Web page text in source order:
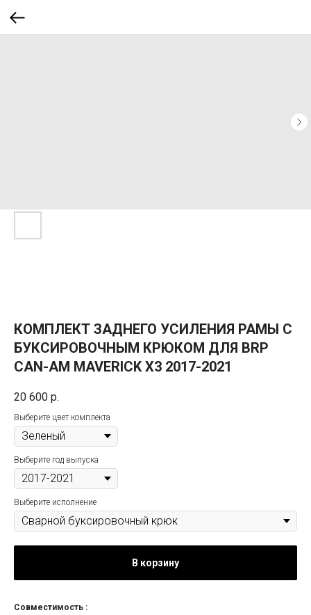
КОМПЛЕКТ ЗАДНЕГО УСИЛЕНИЯ РАМЫ С
БУКСИРОВОЧНЫМ КРЮКОМ ДЛЯ BRP
CAN-AM MAVERICK X3 2017-2021
20 600 р.
Выберите цвет комплекта
Выберите год выпуска
Выберите исполнение
В корзину
Совместимость :